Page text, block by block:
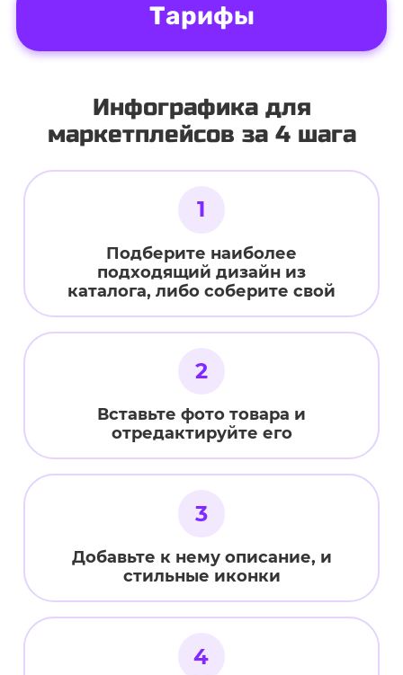
Тарифы
Инфографика для
маркетплейсов за 4 шага
1
Подберите наиболее
подходящий дизайн из
каталога, либо соберите свой
2
Вставьте фото товара и
отредактируйте его
3
Добавьте к нему описание, и
стильные иконки
4